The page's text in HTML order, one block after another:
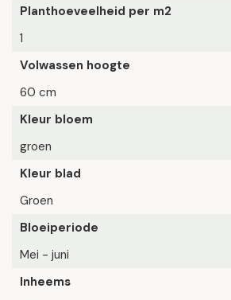
Planthoeveelheid per m2
1
Volwassen hoogte
60 cm
Kleur bloem
groen
Kleur blad
Groen
Bloeiperiode
Mei - juni
Inheems